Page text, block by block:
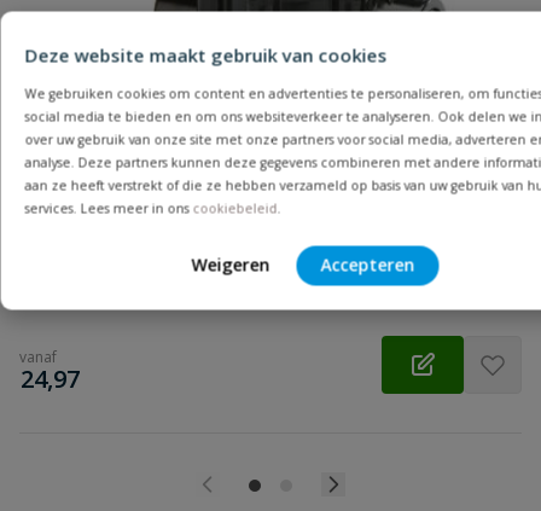
Deze website maakt gebruik van cookies
We gebruiken cookies om content en advertenties te personaliseren, om
social media te bieden en om ons websiteverkeer te analyseren. Ook delen we
over uw gebruik van onze site met onze partners voor social media, adverteren
analyse. Deze partners kunnen deze gegevens combineren met andere
aan ze heeft verstrekt of die ze hebben verzameld op basis van uw gebruik van
services. Lees meer in ons cookiebeleid.
Weigeren Accepteren
Beoordeling
Beoordeling versturen
Rain Bird magneetklep 100 DV
Populaire magneetklep met waterdoorlaat van max 9000 liter
vanaf
€
24,97